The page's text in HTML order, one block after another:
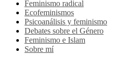
Feminismo radical
Ecofeminismos
Psicoanálisis y feminismo
Debates sobre el Género
Feminismo e Islam
Sobre mí